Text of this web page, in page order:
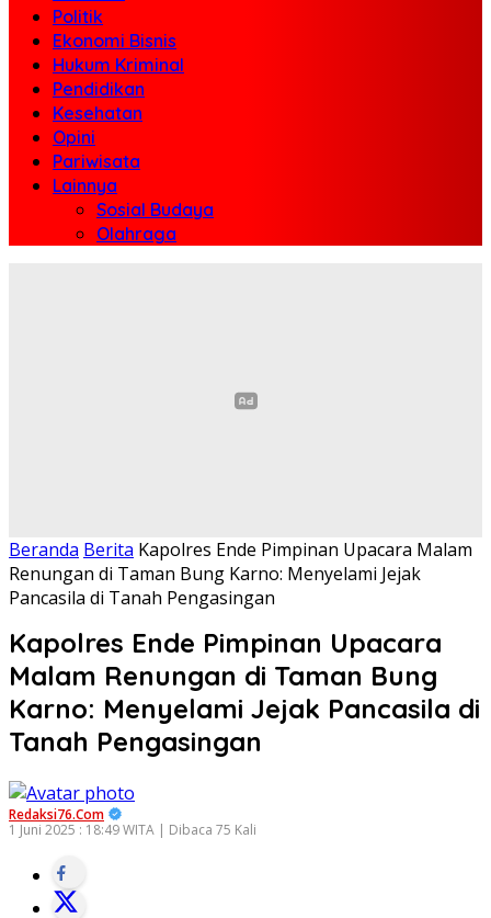
Politik
Ekonomi Bisnis
Hukum Kriminal
Pendidikan
Kesehatan
Opini
Pariwisata
Lainnya
Sosial Budaya
Olahraga
Beranda Berita Kapolres Ende Pimpinan Upacara Malam
Renungan di Taman Bung Karno: Menyelami Jejak
Pancasila di Tanah Pengasingan
Kapolres Ende Pimpinan Upacara
Malam Renungan di Taman Bung
Karno: Menyelami Jejak Pancasila di
Tanah Pengasingan
Redaksi76.com
1 Juni 2025 : 18:49 WITA | Dibaca 75 Kali